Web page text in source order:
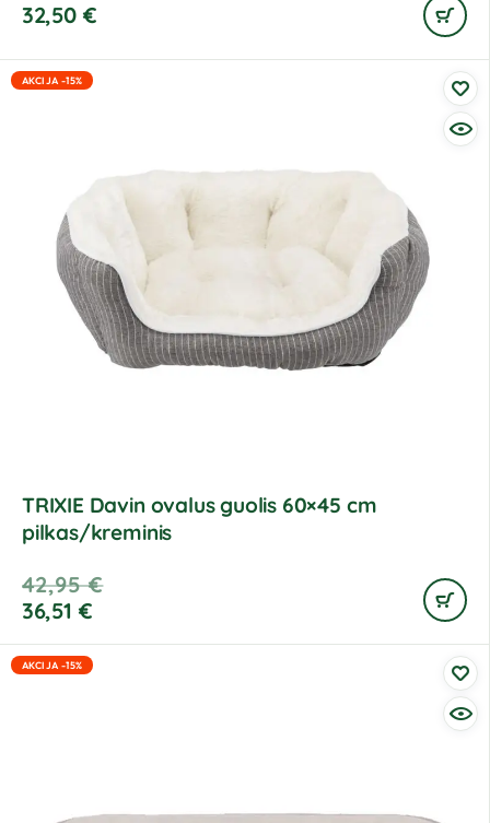
32,50 €
AKCIJA -15%
TRIXIE Davin ovalus guolis 60×45 cm
pilkas/kreminis
42,95€
36,51 €
AKCIJA -15%